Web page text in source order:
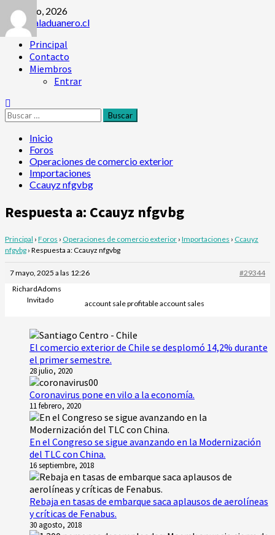
Saltar
al
contenido
2 agosto, 2026
Menú
principal
Principal
Contacto
Miembros
Entrar
Buscar:
Inicio
Foros
Operaciones de comercio exterior
Importaciones
Ccauyz nfgvbg
Respuesta a: Ccauyz nfgvbg
Principal › Foros › Operaciones de comercio exterior › Importaciones › Ccauyz
nfgvbg › Respuesta a: Ccauyz nfgvbg
7 mayo, 2025 a las 12:26
#29344
RichardAdoms
Invitado
account saleprofitable account sales
El comercio exterior de Chile se desplomó 14,2% durante
el primer semestre.
28 julio, 2020
Coronavirus pone en vilo a la economía.
11 febrero, 2020
En el Congreso se sigue avanzando en la Modernización
del TLC con China.
16 septiembre, 2018
Rebaja en tasas de embarque saca aplausos de aerolíneas
y críticas de Fenabus.
30 agosto, 2018